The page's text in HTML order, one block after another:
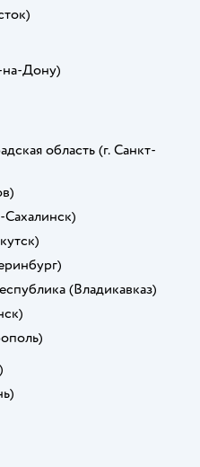
Дону)
область (г. Санкт-
(Владикавказ)